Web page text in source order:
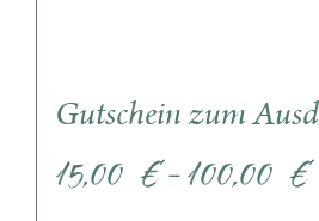
Gutschein zum
15,00€ – 100,00€